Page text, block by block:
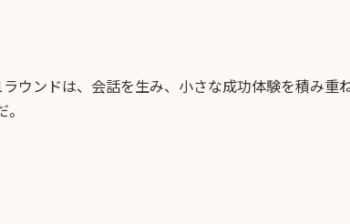
ンドは、会話を生み、小さな成功体験を積み重